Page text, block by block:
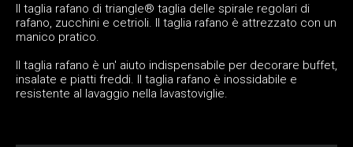
Il taglia rafano di triangle® taglia delle spirale regolari di
rafano, zucchini e cetrioli. Il taglia rafano è attrezzato con un
manico pratico.
Il taglia rafano è un' aiuto indispensabile per decorare buffet,
insalate e piatti freddi. Il taglia rafano è inossidabile e
resistente al lavaggio nella lavastoviglie.